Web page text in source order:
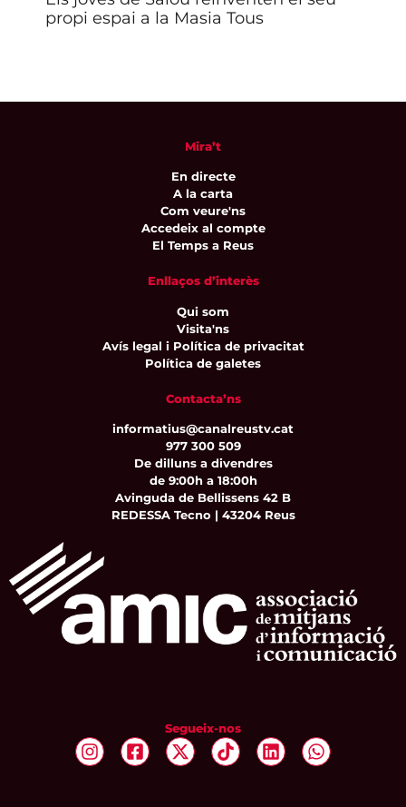
propi espai a la Masia Tous
Mira’t
En directe
A la carta
Com veure'ns
Accedeix al compte
El Temps a Reus
Enllaços d’interès
Qui som
Visita'ns
Avís legal i Política de privacitat
Política de galetes
Contacta’ns
informatius@canalreustv.cat
977 300 509
De dilluns a divendres
de 9:00h a 18:00h
Avinguda de Bellissens 42 B
REDESSA Tecno | 43204 Reus
Segueix-nos